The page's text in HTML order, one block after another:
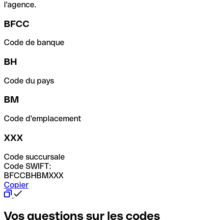
l'agence.
BFCC
Code de banque
BH
Code du pays
BM
Code d'emplacement
XXX
Code succursale
Code SWIFT:
BFCCBHBMXXX
Copier
Vos questions sur les codes